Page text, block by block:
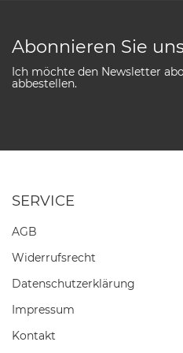
Abonnieren Sie
Ich möchte den Newsletter
abbestellen.
SERVICE
AGB
Widerrufs­recht
Daten­schutz­erklärung
Impressum
Kontakt